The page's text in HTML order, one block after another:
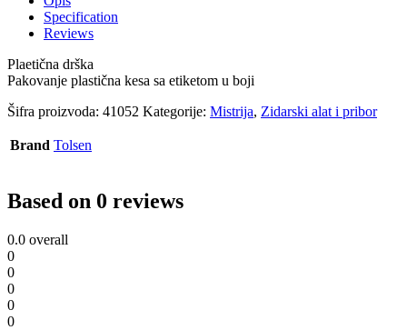
Specification
Reviews
Plaetična drška
Pakovanje plastična kesa sa etiketom u boji
Šifra proizvoda: 41052 Kategorije: Mistrija, Zidarski alat i pribor
Brand Tolsen
Based on 0 reviews
0.0 overall
0
0
0
0
0